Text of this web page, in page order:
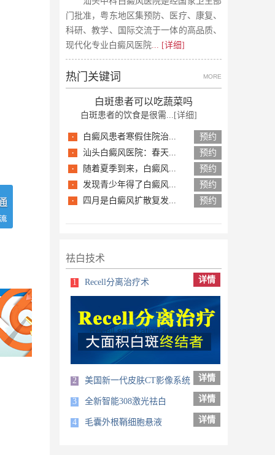
门批准，粤东地区集预防、医疗、康复、
科研、教学、国际交流于一体的高品质、
现代化专业白癜风医院... [详细]
热门关键词 MORE
白斑患者可以吃蔬菜吗
白斑患者的饮食是很需... [详细]
· 白癜风患者寒假住院治... 预约
· 汕头白癜风医院：春天... 预约
· 随着夏季到来，白癜风... 预约
· 发现青少年得了白癜风... 预约
· 四月是白癜风扩散复发... 预约
祛白技术
1 Recell分离治疗术 详情
美国新一代皮肤CT影像系统
3 全新智能308激光祛白 详情
4 毛囊外根鞘细胞悬液 详情